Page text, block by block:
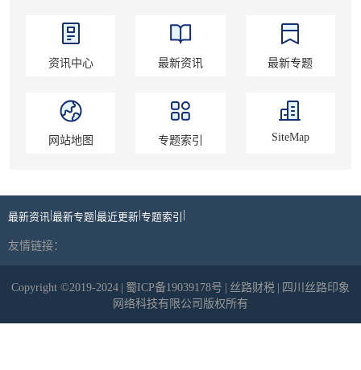
资讯中心 最新资讯 最新专题
网站地图 专题索引 SiteMap
最新资讯 |最新专题|最近更新|专题索引 |
友情链接：
Copyright ©2019-2024 | 蜀ICP备19039178号 | 丝路财税 | 四川丝路印象
网络科技有限公司版权所有